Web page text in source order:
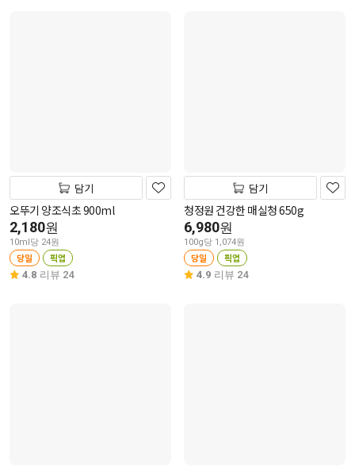
담기
오뚜기 양조식초 900ml
2,180원
10ml당 24원
당일 픽업
4.8 리뷰 24
담기
청정원 건강한 매실청 650g
6,980원
100g당 1,074원
당일 픽업
4.9 리뷰 24